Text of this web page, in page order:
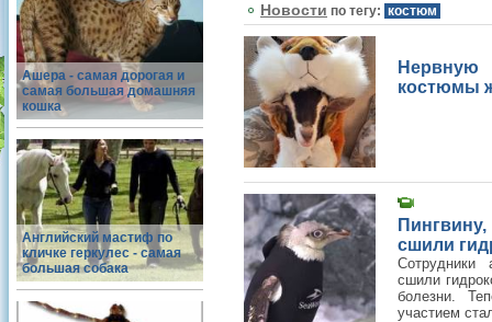
Ашера - самая дорогая и
самая большая домашняя
кошка
Английский мастиф по
кличке геркулес - самая
большая собака
Новости по тегу: костюм
Нервную
костюмы
сшили
Сотрудники
сшили
болезни.
участием